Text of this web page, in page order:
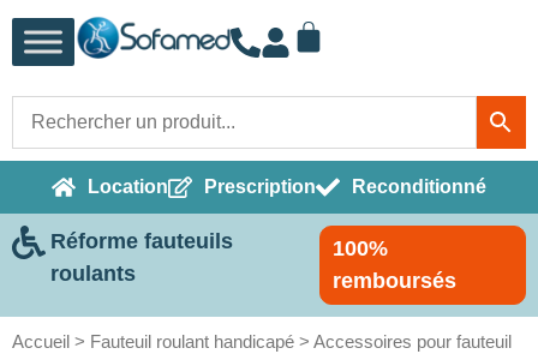
Location Prescription Reconditionné
Réforme fauteuils
roulants
100%
remboursés
Accueil > Fauteuil roulant handicapé > Accessoires pour fauteuil